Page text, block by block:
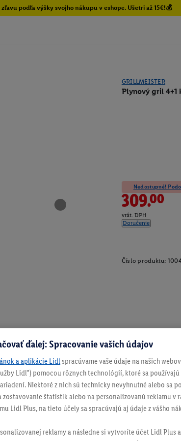
zľavu podľa výšky svojho nákupu v eshope. Ušetri až 15€!💰
GRILLMEISTER
Plynový gril 4+1
Nedostupné!
309.00
vrát. DPH
Doručenie
Číslo produktu:
ďalej: Spracovanie vašich údajov
a aplikácie Lidl spracúvame vaše údaje na našich
Lidl") pomocou rôznych technológií, ktoré sa
Niektoré z nich sú technicky nevyhnutné alebo sa
zostavovanie štatistík alebo na personalizovanú reklamu v
Lidl Plus, na tieto účely sa spracúvajú aj údaje z vášho
reklamy a následne si vytvoríte účet Lidl Plus